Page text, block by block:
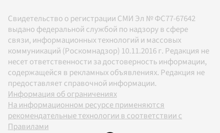
Свидетельство о регистрации СМИ Эл № ФС77-67642
выдано федеральной службой по надзору в сфере
связи, информационных технологий и массовых
коммуникаций (Роскомнадзор) 10.11.2016 г. Редакция не
несет ответственности за достоверность информации,
содержащейся в рекламных объявлениях. Редакция не
предоставляет справочной информации.
Информация об ограничениях
На информационном ресурсе применяются
рекомендательные технологии в соответствии с
Правилами